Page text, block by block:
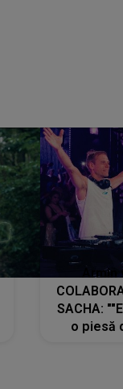
SACHA:
o piesă